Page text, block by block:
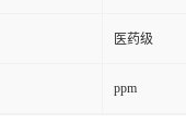
医药级
ppm